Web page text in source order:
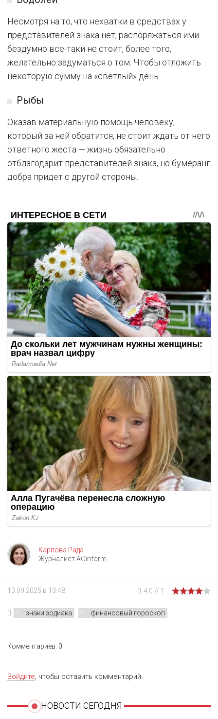
Несмотря на то, что нехватки в средствах у
представителей знака нет, распоряжаться ими
бездумно все-таки не стоит, более того,
желательно задуматься о том. Чтобы отложить
некоторую сумму на «светлый» день.
Рыбы
Оказав материальную помощь человеку,
который за ней обратится, не стоит ждать от него
ответного жеста — жизнь обязательно
отблагодарит представителей знака, но бумеранг
добра придет с другой стороны.
Карпова Рада
Журналист AOinform
13.09.2025 в 13:48 4.0 // 1
знаки зодиака финансовый гороскоп
Комментариев: 0
Войдите, чтобы оставить комментарий.
НОВОСТИ СЕГОДНЯ